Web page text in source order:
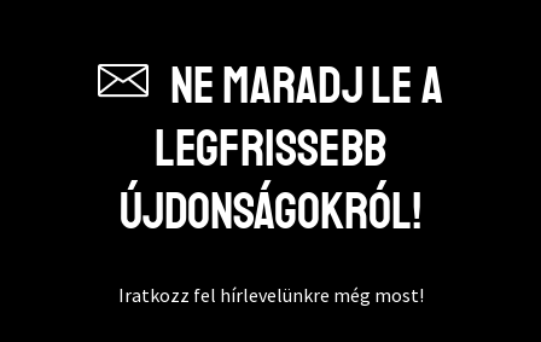
Ne maradj le a
legfrissebb
újdonságokról!
Iratkozz fel hírlevelünkre még most!